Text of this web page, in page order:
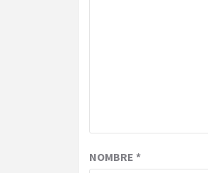
NOMBRE *